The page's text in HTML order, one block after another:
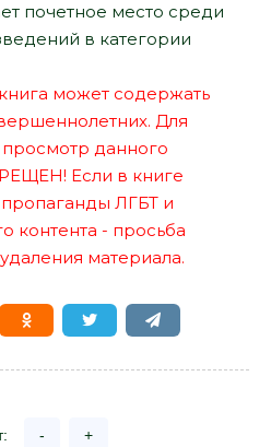
почетное место среди
в категории
может содержать
Для
данного
Если в книге
пропаганды ЛГБТ и
контента - просьба
материала.
- +